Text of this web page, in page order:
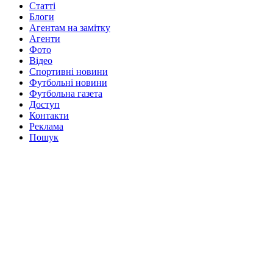
Статті
Блоги
Агентам на замітку
Агенти
Фото
Відео
Спортивні новини
Футбольні новини
Футбольна газета
Доступ
Контакти
Реклама
Пошук